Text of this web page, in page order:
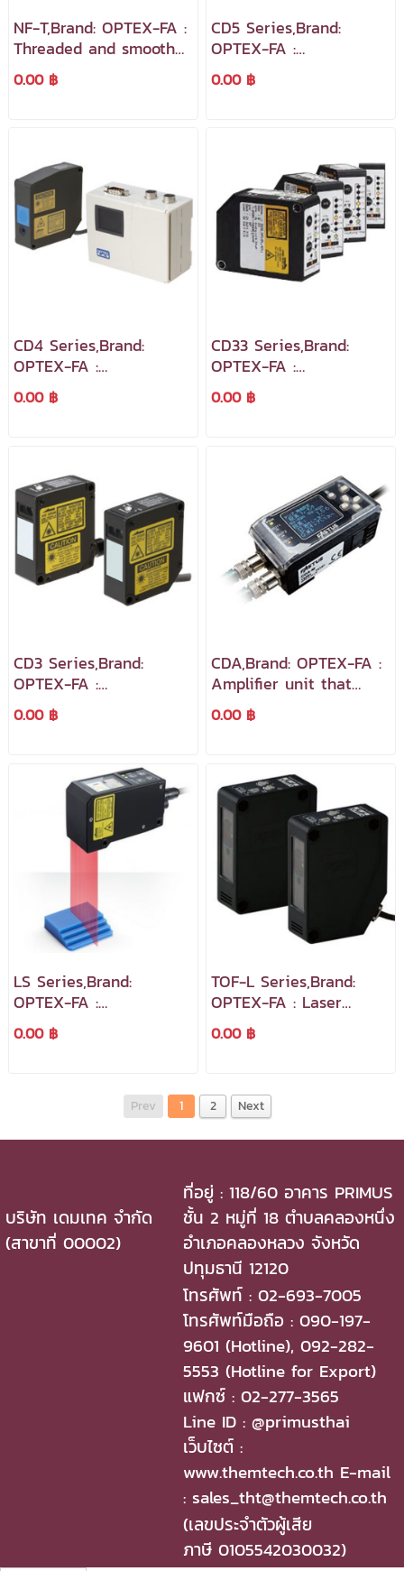
NF-T,Brand: OPTEX-FA :
Threaded and smooth
barrel cylindrical fiber
optic cables designed
0.00 ฿
CD5 Series,Brand:
OPTEX-FA :
Displacement Sensors
เซ็นเซอร์ตรวจจับระยะทาง
0.00 ฿
CD4 Series,Brand:
OPTEX-FA :
Displacement Sensors
เซ็นเซอร์ตรวจจับระยะทาง
0.00 ฿
CD33 Series,Brand:
OPTEX-FA :
Displacement Sensors
เซ็นเซอร์ตรวจจับระยะทาง
0.00 ฿
CD3 Series,Brand:
OPTEX-FA :
Displacement Sensors
เซ็นเซอร์ตรวจจับระยะทาง
0.00 ฿
CDA,Brand: OPTEX-FA :
Amplifier unit that
performs remote
setting and
0.00 ฿
LS Series,Brand:
OPTEX-FA :
Displacement Sensors
เซ็นเซอร์ตรวจจับระยะทาง
0.00 ฿
TOF-L Series,Brand:
OPTEX-FA : Laser
Sensors Long-Distance
Detection Sensor
0.00 ฿
Prev 1 2 Next
บริษัท เดมเทค จำกัด
(สาขาที่ 00002)
ที่อยู่ : 118/60 อาคาร PRIMUS
ชั้น 2 หมู่ที่ 18 ตำบลคลองหนึ่ง
อำเภอคลองหลวง จังหวัด
ปทุมธานี 12120
โทรศัพท์ : 02-693-7005
โทรศัพท์มือถือ : 090-197-
9601 (Hotline), 092-282-
5553 (Hotline for Export)
แฟกซ์ : 02-277-3565
Line ID : @primusthai
เว็บไซต์ :
www.themtech.co.th E-mail
: sales_tht@themtech.co.th
(เลขประจำตัวผู้เสีย
ภาษี 0105542030032)